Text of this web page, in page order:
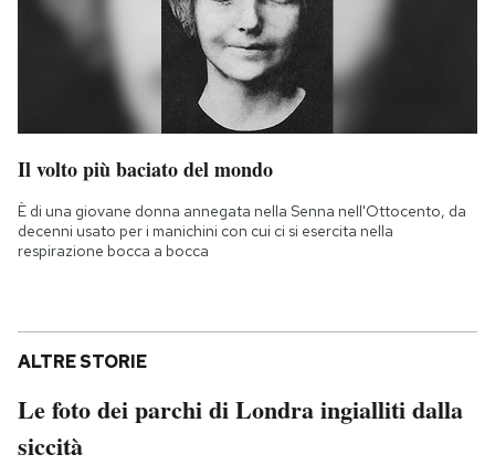
Il volto più baciato del mondo
È di una giovane donna annegata nella Senna nell'Ottocento, da
decenni usato per i manichini con cui ci si esercita nella
respirazione bocca a bocca
ALTRE STORIE
Le foto dei parchi di Londra ingialliti dalla
siccità